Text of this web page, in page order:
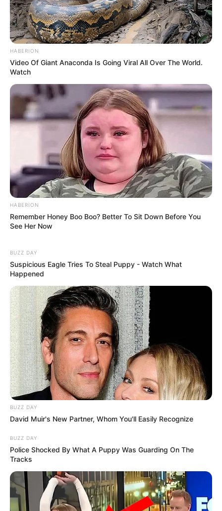
HABERION
Video Of Giant Anaconda Is Going Viral All Over The World.
Watch
HABERION
Remember Honey Boo Boo? Better To Sit Down Before You
See Her Now
BUZZ DAY
Suspicious Eagle Tries To Steal Puppy - Watch What
Happened
BUZZ DAY
David Muir's New Partner, Whom You'll Easily Recognize
BUZZ DAY
Police Shocked By What A Puppy Was Guarding On The
Tracks